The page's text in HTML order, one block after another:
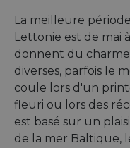
La meilleure
Lettonie est de mai
donnent du charme
diverses, parfois le
coule lors d'un
fleuri ou lors des
est basé sur un
de la mer Baltique,